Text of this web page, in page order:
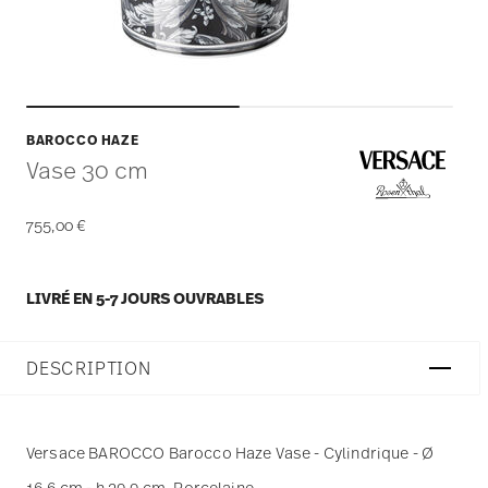
BAROCCO HAZE
Vase 30 cm
755,00 €
LIVRÉ EN 5-7 JOURS OUVRABLES
DESCRIPTION
Versace BAROCCO Barocco Haze Vase - Cylindrique - Ø